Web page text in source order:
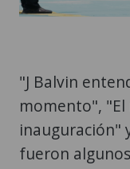
"J Balvin
momento",
inauguración"
fueron